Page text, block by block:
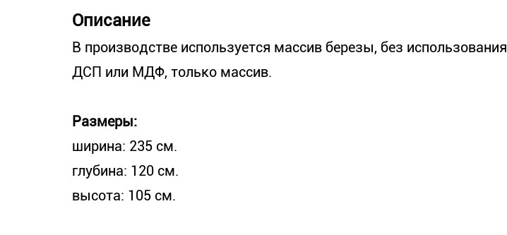
Описание
В производстве используется массив березы, без использования
ДСП или МДФ, только массив.
Размеры:
ширина: 235 см.
глубина: 120 см.
высота: 105 см.